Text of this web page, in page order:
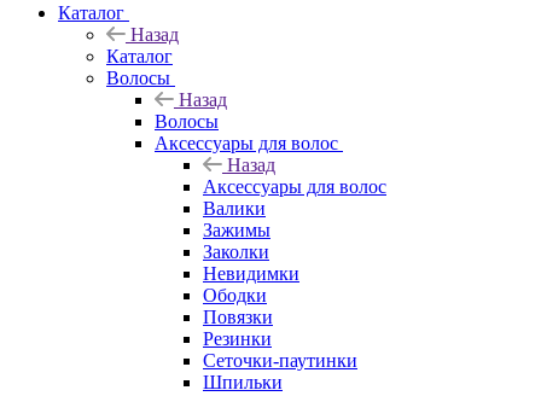
Каталог
Назад
Каталог
Волосы
Назад
Волосы
Аксессуары для волос
Назад
Аксессуары для волос
Валики
Зажимы
Заколки
Невидимки
Ободки
Повязки
Резинки
Сеточки-паутинки
Шпильки